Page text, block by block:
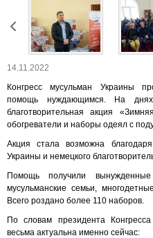
14.11.2022
Конгресс мусульман Украины
помощь нуждающимся. На
благотворительная акция
обогреватели и наборы одеял с
Акция стала возможна
Украины и немецкого
Помощь получили
мусульманские семьи,
Всего роздано более 110 наборов.
По словам президента Конгресса
весьма актуальна именно сейчас: